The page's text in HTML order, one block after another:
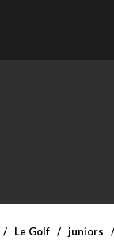
Le Golf juniors